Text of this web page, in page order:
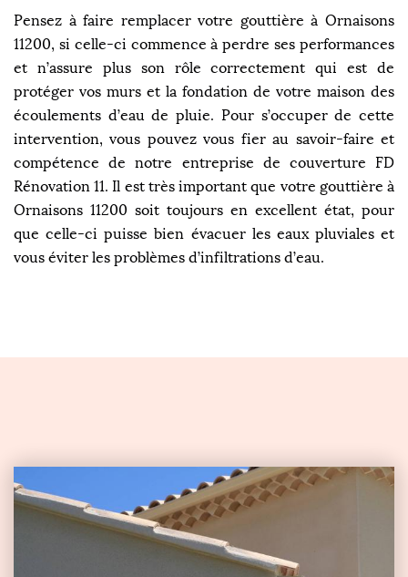
Pensez à faire remplacer votre gouttière à Ornaisons
11200, si celle-ci commence à perdre ses performances
et n’assure plus son rôle correctement qui est de
protéger vos murs et la fondation de votre maison des
écoulements d’eau de pluie. Pour s’occuper de cette
intervention, vous pouvez vous fier au savoir-faire et
compétence de notre entreprise de couverture FD
Rénovation 11. Il est très important que votre gouttière à
Ornaisons 11200 soit toujours en excellent état, pour
que celle-ci puisse bien évacuer les eaux pluviales et
vous éviter les problèmes d’infiltrations d’eau.